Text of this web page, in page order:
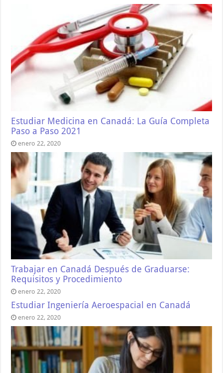
Estudiar Medicina en Canadá: La Guía Completa
Paso a Paso 2021
enero 22, 2020
Trabajar en Canadá Después de Graduarse:
Requisitos y Procedimiento
enero 22, 2020
Estudiar Ingeniería Aeroespacial en Canadá
enero 22, 2020